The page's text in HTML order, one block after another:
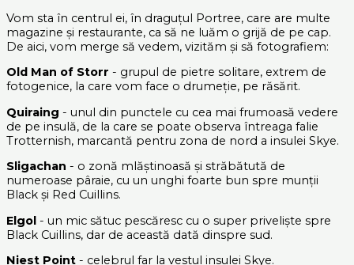
Vom sta în centrul ei, în draguțul Portree, care are multe
magazine și restaurante, ca să ne luăm o grijă de pe cap.
De aici, vom merge să vedem, vizităm și să fotografiem:
Old Man of Storr - grupul de pietre solitare, extrem de
fotogenice, la care vom face o drumeție, pe răsărit.
Quiraing - unul din punctele cu cea mai frumoasă vedere
de pe insulă, de la care se poate observa întreaga falie
Trotternish, marcantă pentru zona de nord a insulei Skye.
Sligachan - o zonă mlăștinoasă și străbătută de
numeroase pâraie, cu un unghi foarte bun spre munții
Black și Red Cuillins.
Elgol - un mic sătuc pescăresc cu o super priveliște spre
Black Cuillins, dar de această dată dinspre sud.
Niest Point - celebrul far la vestul insulei Skye.